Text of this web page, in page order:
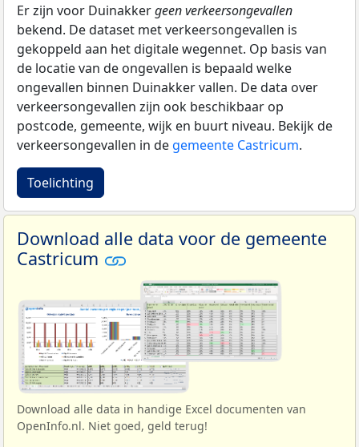
Er zijn voor Duinakkergeen verkeersongevallen
bekend. De dataset met verkeersongevallen is
gekoppeld aan het digitale wegennet. Op basis van
de locatie van de ongevallen is bepaald welke
ongevallen binnen Duinakker vallen. De data over
verkeersongevallen zijn ook beschikbaar op
postcode, gemeente, wijk en buurt niveau. Bekijk de
verkeersongevallen in de gemeente Castricum.
Toelichting
Download alle data voor de gemeente
Castricum
Download alle data in handige Excel documenten van
OpenInfo.nl. Niet goed, geld terug!